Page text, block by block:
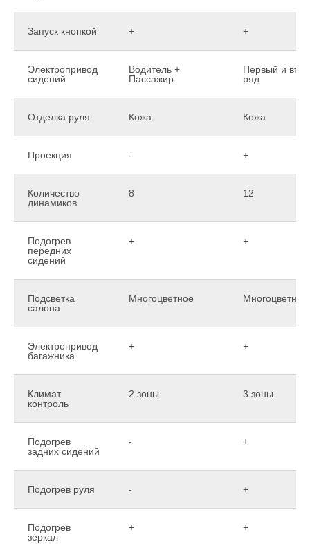
Запуск кнопкой + +
Электропривод
сидений
Водитель +
Пассажир
Первый и
ряд
Отделка руля Кожа Кожа
Проекция - +
Количество
динамиков
8 12
Подогрев
передних
сидений
+ +
Подсветка
салона
Многоцветное Многоцветное
Электропривод
багажника
+ +
Климат
контроль
2 зоны 3 зоны
Подогрев
задних сидений
- +
Подогрев руля - +
Подогрев
зеркал
+ +